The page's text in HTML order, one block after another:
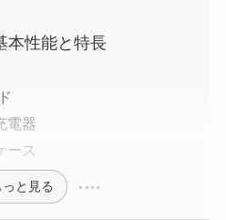
本性能と特長
電器
ース
っと見る